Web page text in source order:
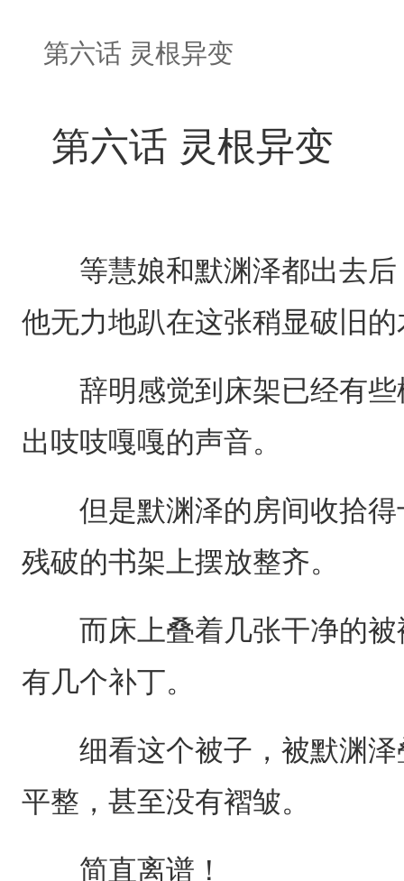
第六话 灵根异变
第六话 灵根异变
等慧娘和默渊泽都出去后
他无力地趴在这张稍显破旧
辞明感觉到床架已经有些
出吱吱嘎嘎的声音。
但是默渊泽的房间收拾得
残破的书架上摆放整齐。
而床上叠着几张干净的被
有几个补丁。
细看这个被子，被默渊泽
平整，甚至没有褶皱。
简直离谱！